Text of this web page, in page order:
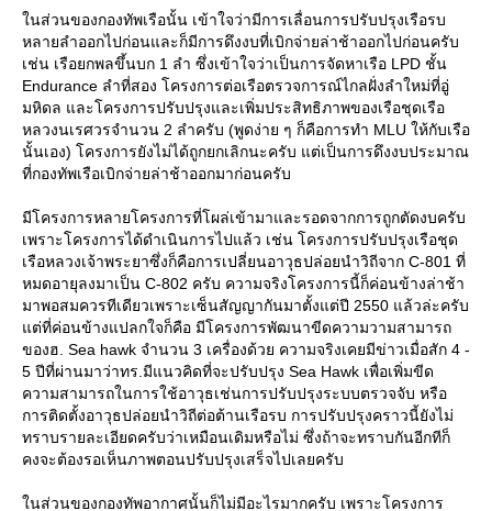
นส่วนของกองทัพเรือนั้น เข้าใจว่ามีการเลื่อนการปรับปรุงเรือรบ
หลายลำออกไปก่อนและก็มีการดึงงบที่เบิกจ่ายล่าช้าออกไปก่อนครับ
เช่น เรือยกพลขึ้นบก 1 ลำ ซึ่งเข้าใจว่าเป็นการจัดหาเรือ LPD ชั้น
Endurance ลำที่สอง โครงการต่อเรือตรวจการณ์ไกลฝั่งลำใหม่ที่อู่
มหิดล และโครงการปรับปรุงและเพิ่มประสิทธิภาพของเรือชุดเรือ
หลวงนเรศวรจำนวน 2 ลำครับ (พูดง่าย ๆ ก็คือการทำ MLU ให้กับเรือ
นั้นเอง) โครงการยังไม่ได้ถูกยกเลิกนะครับ แต่เป็นการดึงงบประมาณ
ที่กองทัพเรือเบิกจ่ายล่าช้าออกมาก่อนครับ
มีโครงการหลายโครงการที่โผล่เข้ามาและรอดจากการถูกตัดงบครับ
เพราะโครงการได้ดำเนินการไปแล้ว เช่น โครงการปรับปรุงเรือชุด
เรือหลวงเจ้าพระยาซึ่งก็คือการเปลี่ยนอาวุธปล่อยนำวิถีจาก C-801 ที่
หมดอายุลงมาเป็น C-802 ครับ ความจริงโครงการนี้ก็ค่อนข้างล่าช้า
มาพอสมควรทีเดียวเพราะเซ็นสัญญากันมาตั้งแต่ปี 2550 แล้วล่ะครับ
ต่ที่ค่อนข้างแปลกใจก็คือ มีโครงการพัฒนาขีดความวามสามารถ
ของฮ. Sea hawk จำนวน 3 เครื่องด้วย ความจริงเคยมีข่าวเมื่อสัก 4 -
5 ปีที่ผ่านมาว่าทร.มีแนวคิดที่จะปรับปรุง Sea Hawk เพื่อเพิ่มขีด
ความสามารถในการใช้อาวุธเช่นการปรับปรุงระบบตรวจจับ หรือ
การติดตั้งอาวุธปล่อยนำวิถีต่อต้านเรือรบ การปรับปรุงคราวนี้ยังไม่
ทราบรายละเอียดครับว่าเหมือนเดิมหรือไม่ ซึ่งถ้าจะทราบกันอีกทีก็
คงจะต้องรอเห็นภาพตอนปรับปรุงเสร็จไปเลยครับ
นส่วนของกองทัพอากาศนั้นก็ไม่มีอะไรมากครับ เพราะโครงการ